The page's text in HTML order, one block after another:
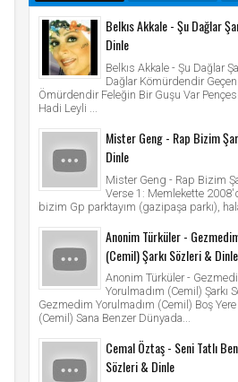
Belkıs Akkale - Şu Dağlar
Dinle
Belkıs Akkale - Şu Dağlar
Dağlar Kömürdendir
Ömürdendir Feleğin Bir Guşu Var
Hadi Leyli ...
Mister Geng - Rap Bizim
Dinle
Mister Geng - Rap Bizim
Verse 1: Memlekette
bizim Gp parktayım (gazipaşa parkı),
Anonim Türküler -
(Cemil) Şarkı Sözleri & Dinle
Anonim Türküler -
Yorulmadım (Cemil) Şarkı
Gezmedim Yorulmadım (Cemil) Boş Yere
(Cemil) Sana Benzer Dünyada...
Cemal Öztaş - Seni Tatlı
Sözleri & Dinle